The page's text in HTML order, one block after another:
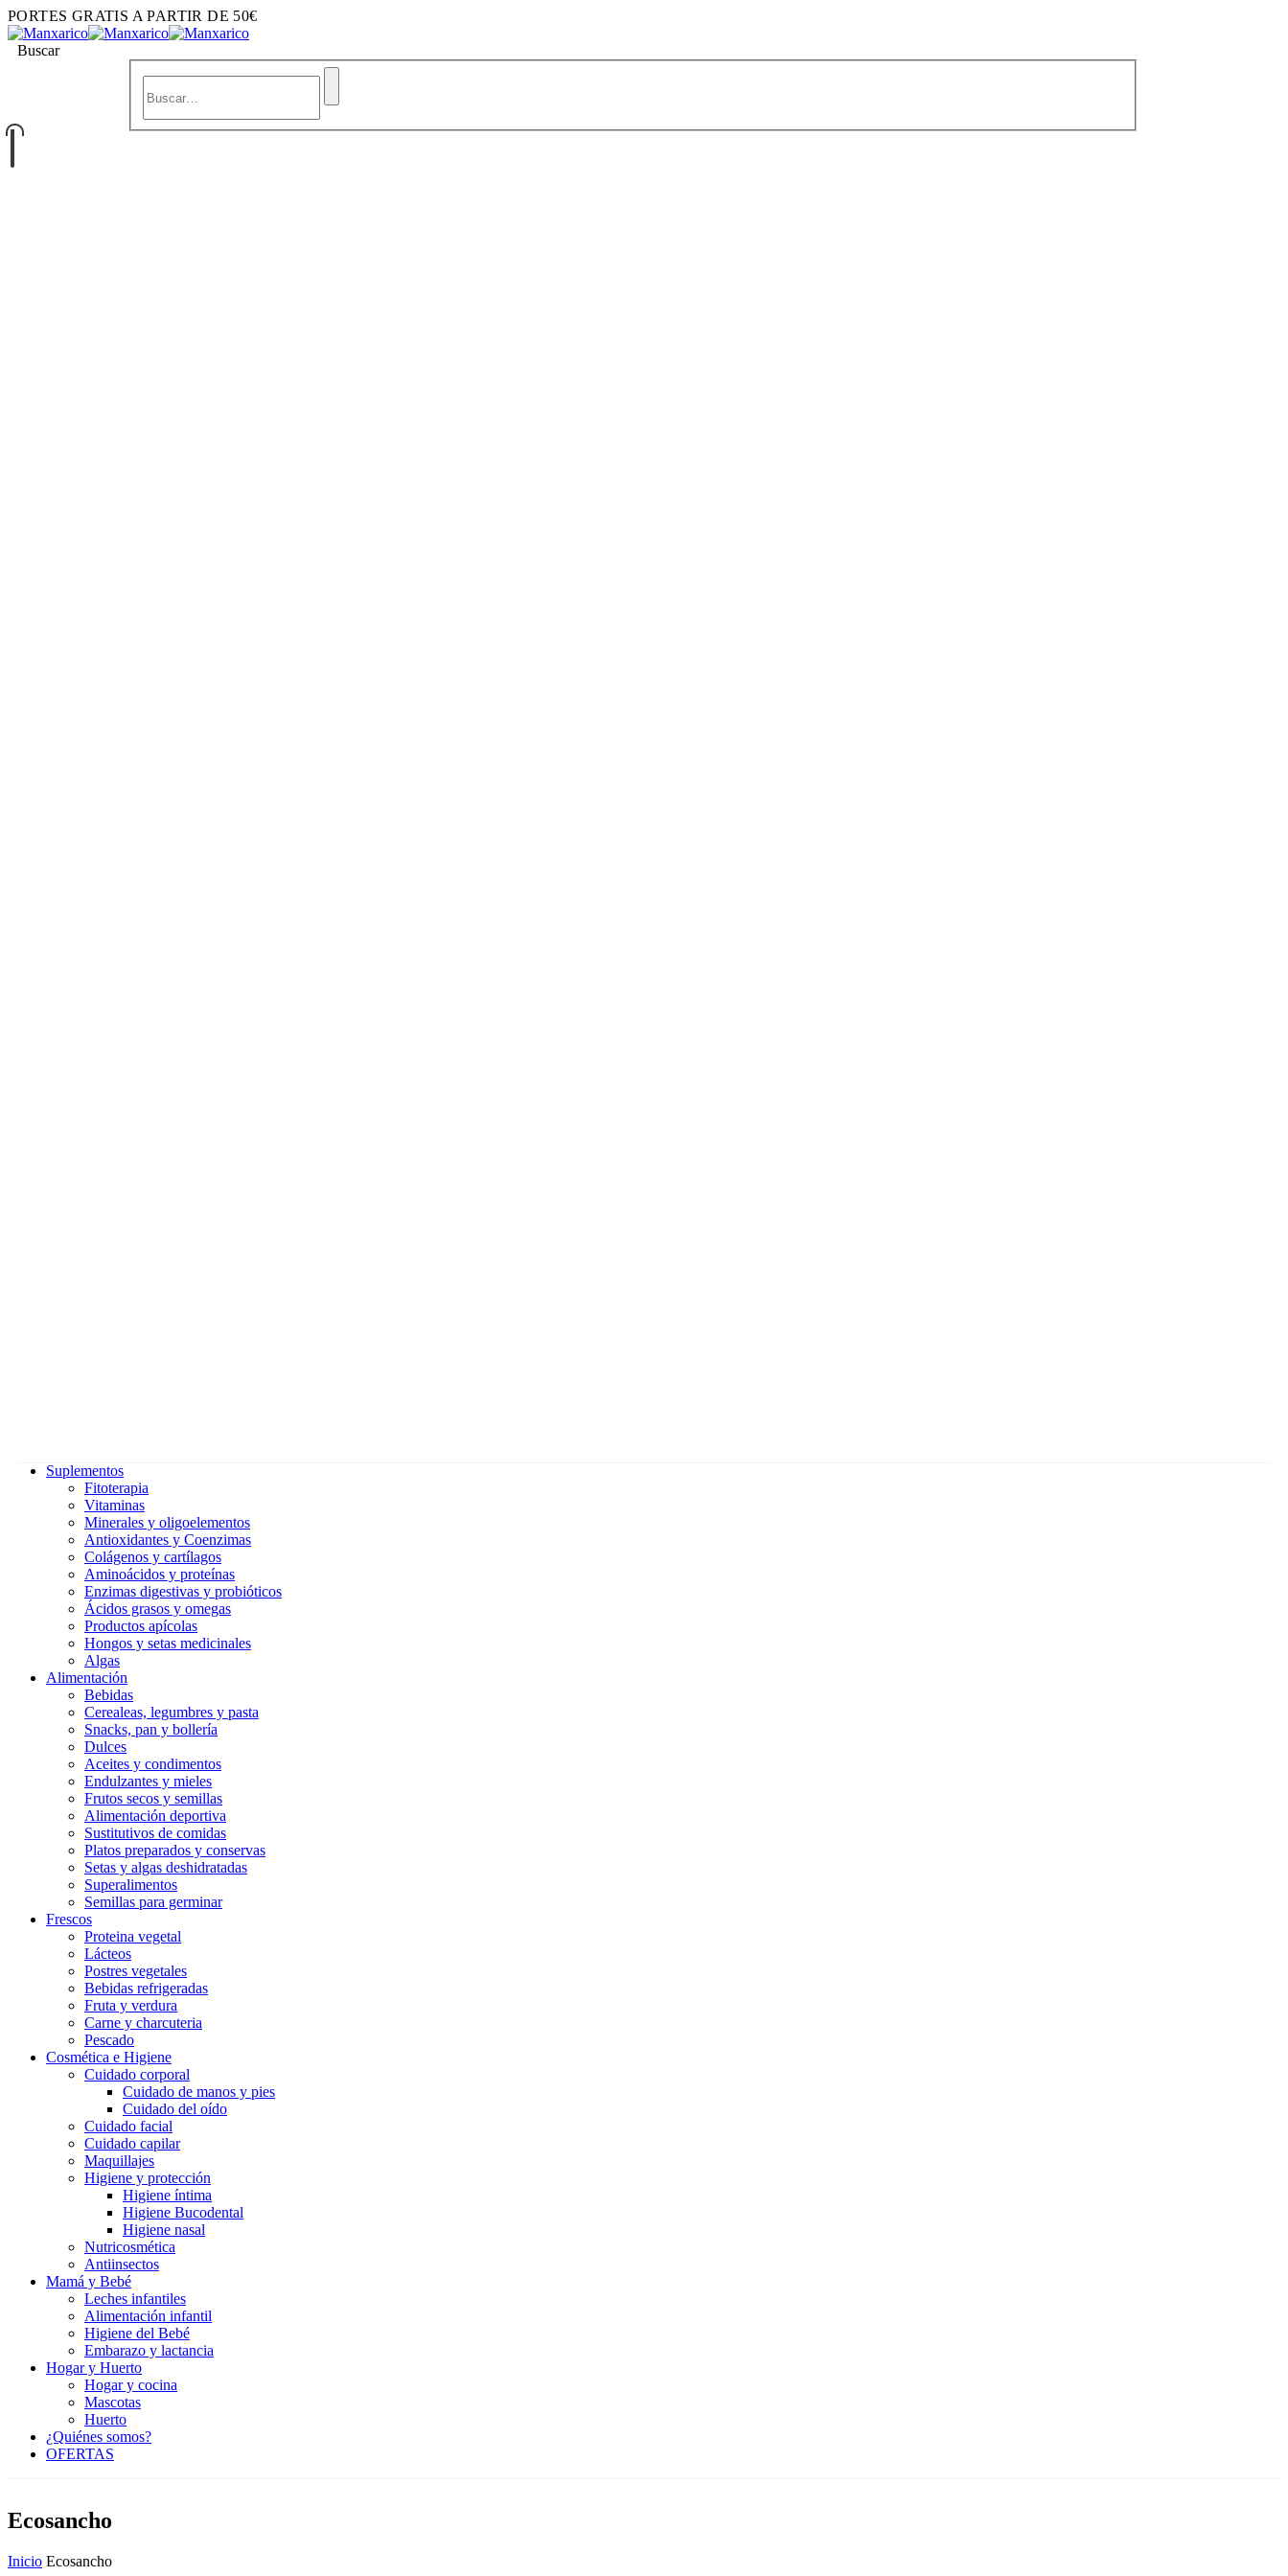
PORTES GRATIS A PARTIR DE 50€
Buscar
Suplementos
Fitoterapia
Vitaminas
Minerales y oligoelementos
Antioxidantes y Coenzimas
Colágenos y cartílagos
Aminoácidos y proteínas
Enzimas digestivas y probióticos
Ácidos grasos y omegas
Productos apícolas
Hongos y setas medicinales
Algas
Alimentación
Bebidas
Cerealeas, legumbres y pasta
Snacks, pan y bollería
Dulces
Aceites y condimentos
Endulzantes y mieles
Frutos secos y semillas
Alimentación deportiva
Sustitutivos de comidas
Platos preparados y conservas
Setas y algas deshidratadas
Superalimentos
Semillas para germinar
Frescos
Proteina vegetal
Lácteos
Postres vegetales
Bebidas refrigeradas
Fruta y verdura
Carne y charcuteria
Pescado
Cosmética e Higiene
Cuidado corporal
Cuidado de manos y pies
Cuidado del oído
Cuidado facial
Cuidado capilar
Maquillajes
Higiene y protección
Higiene íntima
Higiene Bucodental
Higiene nasal
Nutricosmética
Antiinsectos
Mamá y Bebé
Leches infantiles
Alimentación infantil
Higiene del Bebé
Embarazo y lactancia
Hogar y Huerto
Hogar y cocina
Mascotas
Huerto
¿Quiénes somos?
OFERTAS
Ecosancho
Inicio Ecosancho